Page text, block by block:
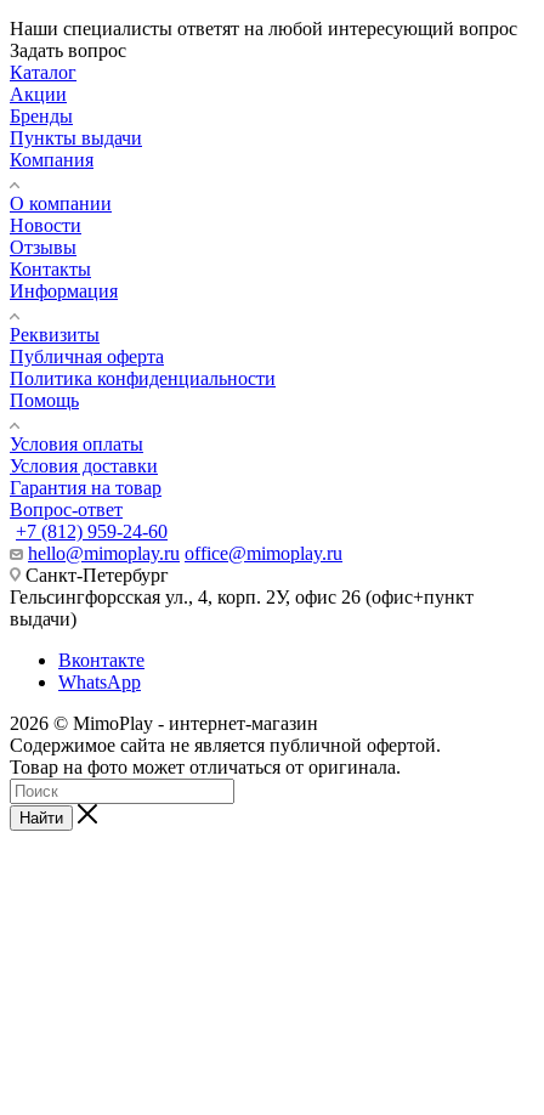
Наши специалисты ответят на любой интересующий вопрос
Задать вопрос
Каталог
Акции
Бренды
Пункты выдачи
Компания
О компании
Новости
Отзывы
Контакты
Информация
Реквизиты
Публичная оферта
Политика конфиденциальности
Помощь
Условия оплаты
Условия доставки
Гарантия на товар
Вопрос-ответ
+7 (812) 959-24-60
hello@mimoplay.ru office@mimoplay.ru
Санкт-Петербург
Гельсингфорсская ул., 4, корп. 2У, офис 26 (офис+пункт
выдачи)
Вконтакте
WhatsApp
2026 © MimoPlay - интернет-магазин
Содержимое сайта не является публичной офертой.
Товар на фото может отличаться от оригинала.
Найти